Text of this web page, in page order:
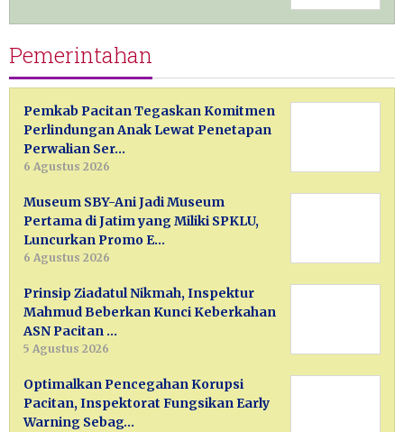
Pemerintahan
Pemkab Pacitan Tegaskan Komitmen
Perlindungan Anak Lewat Penetapan
Perwalian Ser…
6 Agustus 2026
Museum SBY-Ani Jadi Museum
Pertama di Jatim yang Miliki SPKLU,
Luncurkan Promo E…
6 Agustus 2026
Prinsip Ziadatul Nikmah, Inspektur
Mahmud Beberkan Kunci Keberkahan
ASN Pacitan …
5 Agustus 2026
Optimalkan Pencegahan Korupsi
Pacitan, Inspektorat Fungsikan Early
Warning Sebag…